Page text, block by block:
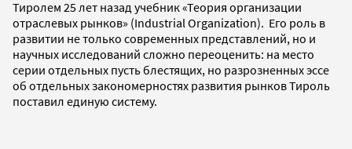
Тиролем 25 лет назад учебник «Теория организации
отраслевых рынков» (Industrial Organization). Его роль в
развитии не только современных представлений, но и
научных исследований сложно переоценить: на место
серии отдельных пусть блестящих, но разрозненных эссе
об отдельных закономерностях развития рынков Тироль
поставил единую систему.